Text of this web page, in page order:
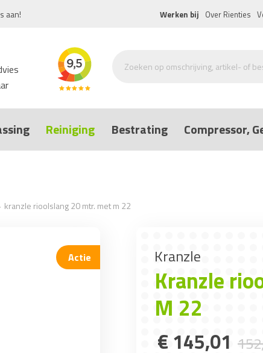
aan! Werken bij Over Rienties
Reiniging Bestrating Compressor,
kranzle rioolslang 20 mtr. met m 22
Actie Kranzle
Kranzle
M 22
€ 145,01 152